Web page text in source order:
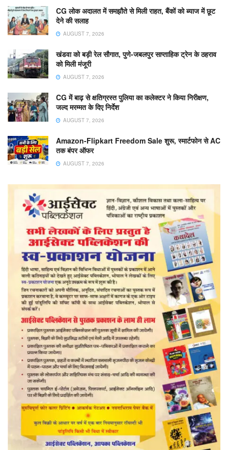
CG लोक अदालत में समझौते से मिली राहत, बैंकों को ब्याज में छूट
देने की सलाह
AUGUST 7, 2026
खंडवा को बड़ी रेल सौगात, पुणे-जबलपुर साप्ताहिक ट्रेन के ठहराव
को मिली मंजूरी
AUGUST 7, 2026
CG में बाढ़ से क्षतिग्रस्त पुलिया का कलेक्टर ने किया निरीक्षण,
जल्द मरम्मत के दिए निर्देश
AUGUST 7, 2026
Amazon-Flipkart Freedom Sale शुरू, स्मार्टफोन से AC
तक बंपर ऑफर
AUGUST 7, 2026